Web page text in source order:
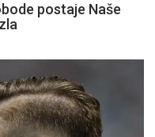
postaje Naše